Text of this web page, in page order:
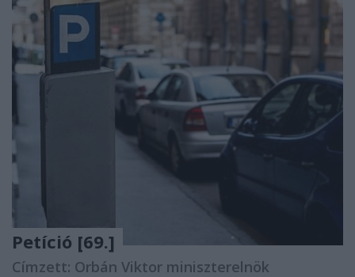
Petíció [69.]
Címzett: Orbán Viktor miniszterelnök